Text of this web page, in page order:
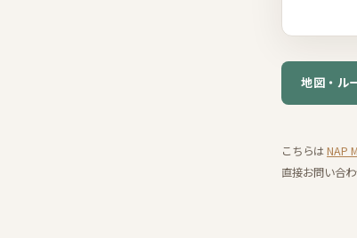
地図・ル
こちらはNAP
直接お問い合わ